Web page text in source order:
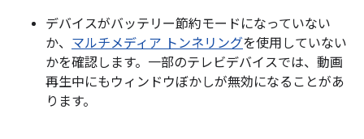
デバイスがバッテリー節約モードになっていない
か、 マルチメディア トンネリングを使用していない
かを確認します。一部のテレビデバイスでは、動画
再生中にもウィンドウぼかしが無効になることがあ
ります。